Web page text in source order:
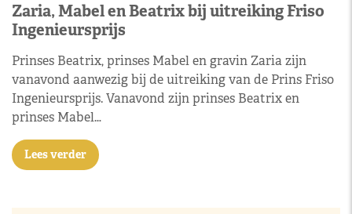
Zaria, Mabel en Beatrix bij uitreiking Friso
Ingenieursprijs
Prinses Beatrix, prinses Mabel en gravin Zaria zijn
vanavond aanwezig bij de uitreiking van de Prins Friso
Ingenieursprijs. Vanavond zijn prinses Beatrix en
prinses Mabel…
Lees verder